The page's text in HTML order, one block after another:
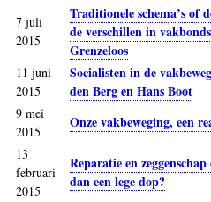
7 juli
2015
Traditionele schema’s of
de verschillen in
Grenzeloos
11 juni
2015
Socialisten in de
den Berg en Hans Boot
9 mei
2015
Onze vakbeweging, een
13
februari
2015
Reparatie en
dan een lege dop?